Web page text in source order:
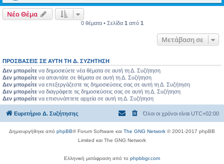
Νέο Θέμα
0 θέματα • Σελίδα 1 από 1
Μετάβαση σε
ΠΡΟΣΒΆΣΕΙΣ ΣΕ ΑΥΤΉ ΤΗ Δ. ΣΥΖΉΤΗΣΗ
Δεν μπορείτε να δημοσιεύετε νέα θέματα σε αυτή τη Δ. Συζήτηση
Δεν μπορείτε να απαντάτε σε θέματα σε αυτή τη Δ. Συζήτηση
Δεν μπορείτε να επεξεργάζεστε τις δημοσιεύσεις σας σε αυτή τη Δ. Συζήτηση
Δεν μπορείτε να διαγράφετε τις δημοσιεύσεις σας σε αυτή τη Δ. Συζήτηση
Δεν μπορείτε να επισυνάπτετε αρχεία σε αυτή τη Δ. Συζήτηση
Ευρετήριο Δ. Συζήτησης Όλοι οι χρόνοι είναι UTC+02:00
Δημιουργήθηκε από phpBB® Forum Software και The GNG Network © 2001-2017 phpBB
Limited και The GNG Network
Ελληνική μετάφραση από το phpbbgr.com